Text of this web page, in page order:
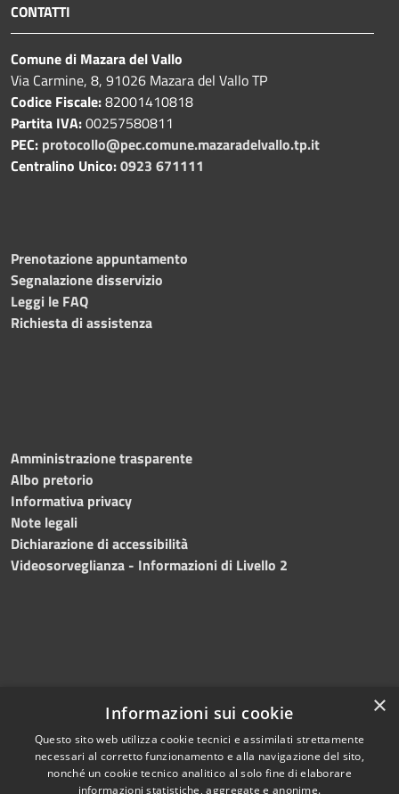
CONTATTI
Comune di Mazara del Vallo
Via Carmine, 8, 91026 Mazara del Vallo TP
Codice Fiscale:82001410818
Partita IVA:00257580811
PEC: protocollo@pec.comune.mazaradelvallo.tp.it
Centralino Unico:0923 671111
Prenotazione appuntamento
Segnalazione disservizio
Leggi le FAQ
Richiesta di assistenza
Amministrazione trasparente
Albo pretorio
Informativa privacy
Note legali
Dichiarazione di accessibilità
Videosorveglianza - Informazioni di Livello 2
Copyright © 2024 •
×
Informazioni sui cookie
Questo sito web utilizza cookie tecnici e assimilati strettamente
necessari al corretto funzionamento e alla navigazione del sito,
nonché un cookie tecnico analitico al solo fine di elaborare
informazioni statistiche, aggregate e anonime.